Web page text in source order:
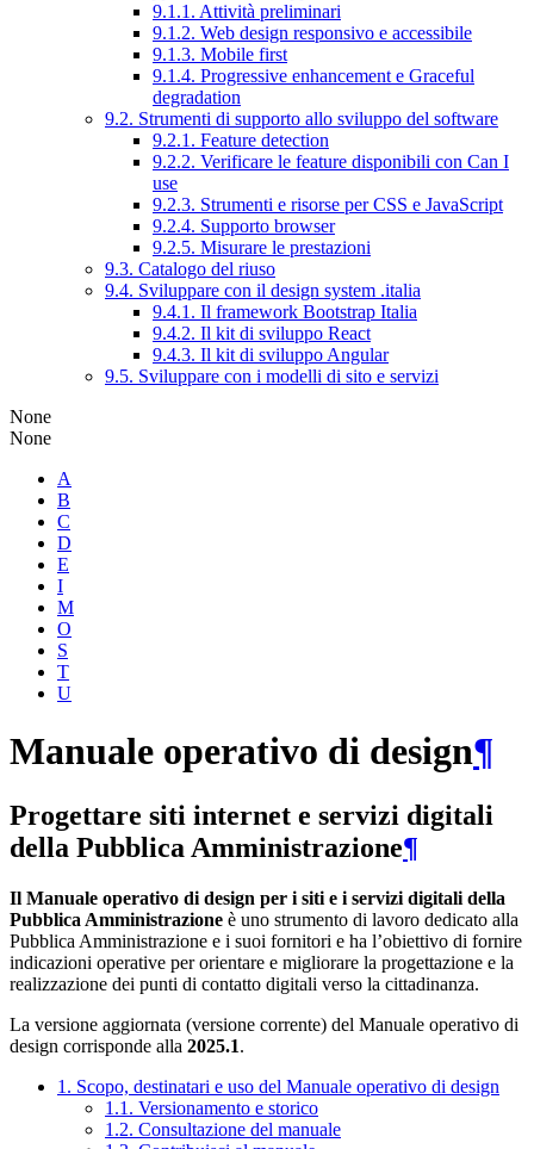
9.1.1. Attività preliminari
9.1.2. Web design responsivo e accessibile
9.1.3. Mobile first
9.1.4. Progressive enhancement e Graceful
degradation
9.2. Strumenti di supporto allo sviluppo del software
9.2.1. Feature detection
9.2.2. Verificare le feature disponibili con Can I
use
9.2.3. Strumenti e risorse per CSS e JavaScript
9.2.4. Supporto browser
9.2.5. Misurare le prestazioni
9.3. Catalogo del riuso
9.4. Sviluppare con il design system .italia
9.4.1. Il framework Bootstrap Italia
9.4.2. Il kit di sviluppo React
9.4.3. Il kit di sviluppo Angular
9.5. Sviluppare con i modelli di sito e servizi
None
None
A
B
C
D
E
I
M
O
S
T
U
Manuale operativo di design¶
Progettare siti internet e servizi digitali
della Pubblica Amministrazione¶
Il Manuale operativo di design per i siti e i servizi digitali della
Pubblica Amministrazione è uno strumento di lavoro dedicato alla
Pubblica Amministrazione e i suoi fornitori e ha l’obiettivo di fornire
indicazioni operative per orientare e migliorare la progettazione e la
realizzazione dei punti di contatto digitali verso la cittadinanza.
La versione aggiornata (versione corrente) del Manuale operativo di
design corrisponde alla 2025.1.
1. Scopo, destinatari e uso del Manuale operativo di design
1.1. Versionamento e storico
1.2. Consultazione del manuale